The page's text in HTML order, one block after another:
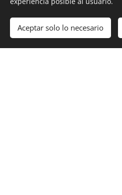
¡Crea tu página web gratis!
Aceptar solo lo necesario